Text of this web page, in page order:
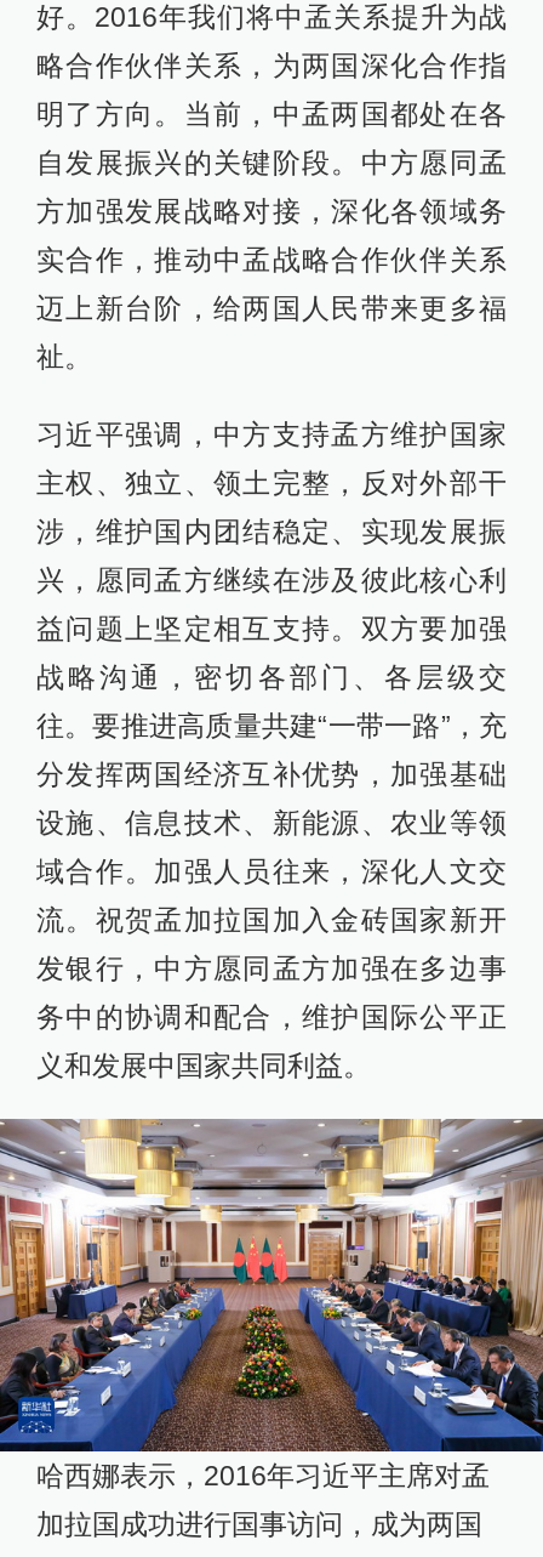
好。2016年我们将中孟关系提升为战
略合作伙伴关系，为两国深化合作指
明了方向。当前，中孟两国都处在各
自发展振兴的关键阶段。中方愿同孟
方加强发展战略对接，深化各领域务
实合作，推动中孟战略合作伙伴关系
迈上新台阶，给两国人民带来更多福
祉。
习近平强调，中方支持孟方维护国家
主权、独立、领土完整，反对外部干
涉，维护国内团结稳定、实现发展振
兴，愿同孟方继续在涉及彼此核心利
益问题上坚定相互支持。双方要加强
战略沟通，密切各部门、各层级交
往。要推进高质量共建“一带一路”，充
分发挥两国经济互补优势，加强基础
设施、信息技术、新能源、农业等领
域合作。加强人员往来，深化人文交
流。祝贺孟加拉国加入金砖国家新开
发银行，中方愿同孟方加强在多边事
务中的协调和配合，维护国际公平正
义和发展中国家共同利益。
哈西娜表示，2016年习近平主席对孟
加拉国成功进行国事访问，成为两国